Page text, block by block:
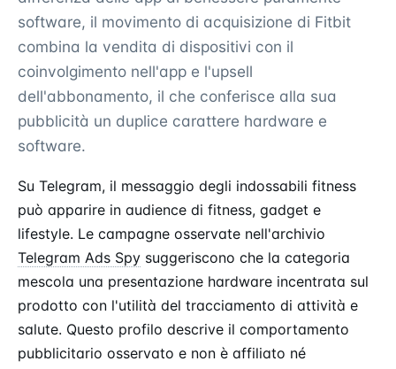
software, il movimento di acquisizione di Fitbit
combina la vendita di dispositivi con il
coinvolgimento nell'app e l'upsell
dell'abbonamento, il che conferisce alla sua
pubblicità un duplice carattere hardware e
software.
Su Telegram, il messaggio degli indossabili fitness
può apparire in audience di fitness, gadget e
lifestyle. Le campagne osservate nell'archivio
Telegram Ads Spy suggeriscono che la categoria
mescola una presentazione hardware incentrata sul
prodotto con l'utilità del tracciamento di attività e
salute. Questo profilo descrive il comportamento
pubblicitario osservato e non è affiliato né